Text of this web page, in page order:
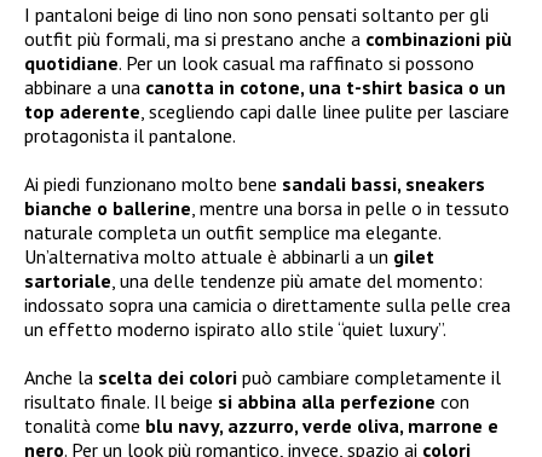
I pantaloni beige di lino non sono pensati soltanto per gli
outfit più formali, ma si prestano anche a combinazioni più
quotidiane. Per un look casual ma raffinato si possono
abbinare a una canotta in cotone, una t-shirt basica o un
top aderente , scegliendo capi dalle linee pulite per lasciare
protagonista il pantalone.
Ai piedi funzionano molto bene sandali bassi, sneakers
bianche o ballerine , mentre una borsa in pelle o in tessuto
naturale completa un outfit semplice ma elegante.
Un’alternativa molto attuale è abbinarli a un gilet
sartoriale , una delle tendenze più amate del momento:
indossato sopra una camicia o direttamente sulla pelle crea
un effetto moderno ispirato allo stile “quiet luxury”.
Anche la scelta dei colori può cambiare completamente il
risultato finale. Il beige si abbina alla perfezione con
tonalità come blu navy, azzurro, verde oliva, marrone e
nero. Per un look più romantico, invece, spazio ai colori